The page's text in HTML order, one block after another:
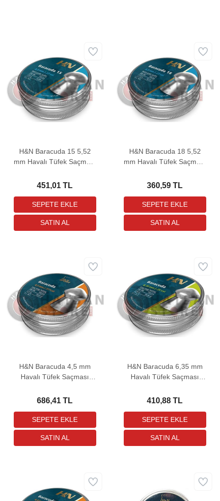
H&N Baracuda 15 5,52
mm Havalı Tüfek Saçması
451,01 TL
H&N Baracuda 18 5,52
mm Havalı Tüfek Saçması
360,59 TL
H&N Baracuda 4,5 mm
Havalı Tüfek Saçması
686,41 TL
H&N Baracuda 6,35 mm
Havalı Tüfek Saçması
410,88 TL